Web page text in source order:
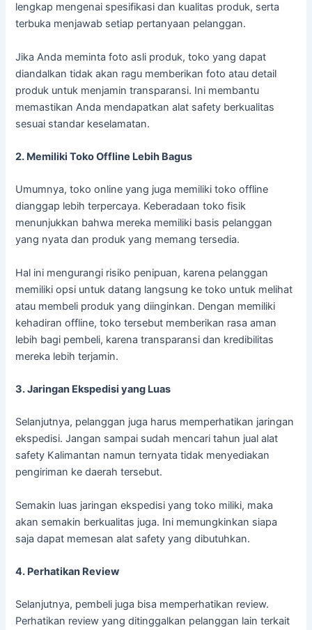
lengkap mengenai spesifikasi dan kualitas produk, serta
terbuka menjawab setiap pertanyaan pelanggan.
Jika Anda meminta foto asli produk, toko yang dapat
diandalkan tidak akan ragu memberikan foto atau detail
produk untuk menjamin transparansi. Ini membantu
memastikan Anda mendapatkan alat safety berkualitas
sesuai standar keselamatan.
2. Memiliki Toko Offline Lebih Bagus
Umumnya, toko online yang juga memiliki toko offline
dianggap lebih terpercaya. Keberadaan toko fisik
menunjukkan bahwa mereka memiliki basis pelanggan
yang nyata dan produk yang memang tersedia.
Hal ini mengurangi risiko penipuan, karena pelanggan
memiliki opsi untuk datang langsung ke toko untuk melihat
atau membeli produk yang diinginkan. Dengan memiliki
kehadiran offline, toko tersebut memberikan rasa aman
lebih bagi pembeli, karena transparansi dan kredibilitas
mereka lebih terjamin.
3. Jaringan Ekspedisi yang Luas
Selanjutnya, pelanggan juga harus memperhatikan jaringan
ekspedisi. Jangan sampai sudah mencari tahun jual alat
safety Kalimantan namun ternyata tidak menyediakan
pengiriman ke daerah tersebut.
Semakin luas jaringan ekspedisi yang toko miliki, maka
akan semakin berkualitas juga. Ini memungkinkan siapa
saja dapat memesan alat safety yang dibutuhkan.
4. Perhatikan Review
Selanjutnya, pembeli juga bisa memperhatikan review.
Perhatikan review yang ditinggalkan pelanggan lain terkait